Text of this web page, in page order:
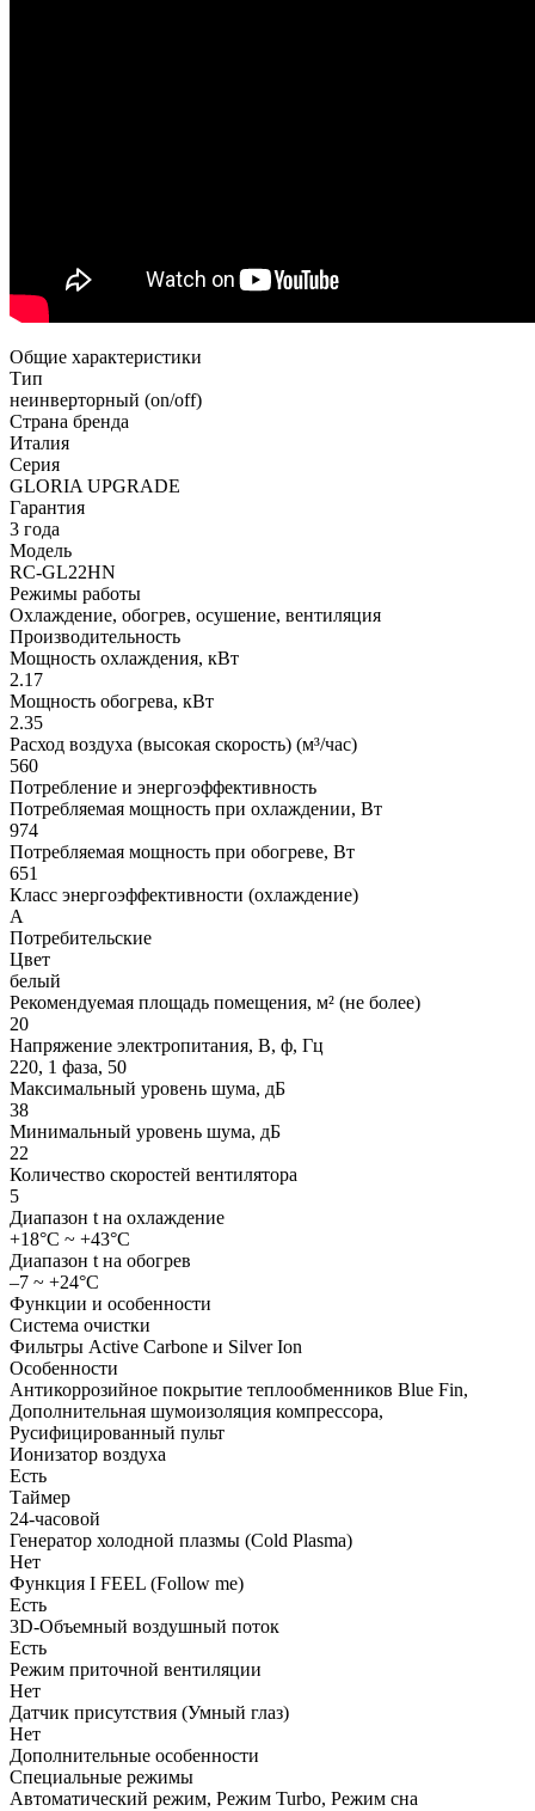
Общие характеристики
Тип
неинверторный (on/off)
Страна бренда
Италия
Серия
GLORIA UPGRADE
Гарантия
3 года
Модель
RC-GL22HN
Режимы работы
Охлаждение, обогрев, осушение, вентиляция
Производительность
Мощность охлаждения, кВт
2.17
Мощность обогрева, кВт
2.35
Расход воздуха (высокая скорость) (м³/час)
560
Потребление и энергоэффективность
Потребляемая мощность при охлаждении, Вт
974
Потребляемая мощность при обогреве, Вт
651
Класс энергоэффективности (охлаждение)
А
Потребительские
Цвет
белый
Рекомендуемая площадь помещения, м² (не более)
20
Напряжение электропитания, В, ф, Гц
220, 1 фаза, 50
Максимальный уровень шума, дБ
38
Минимальный уровень шума, дБ
22
Количество скоростей вентилятора
5
Диапазон t на охлаждение
+18°C ~ +43°C
Диапазон t на обогрев
–7 ~ +24°C
Функции и особенности
Система очистки
Фильтры Active Carbone и Silver Ion
Особенности
Антикоррозийное покрытие теплообменников Blue Fin,
Дополнительная шумоизоляция компрессора,
Русифицированный пульт
Ионизатор воздуха
Есть
Таймер
24-часовой
Генератор холодной плазмы (Cold Plasma)
Нет
Функция I FEEL (Follow me)
Есть
3D-Объемный воздушный поток
Есть
Режим приточной вентиляции
Нет
Датчик присутствия (Умный глаз)
Нет
Дополнительные особенности
Специальные режимы
Автоматический режим, Режим Turbo, Режим сна